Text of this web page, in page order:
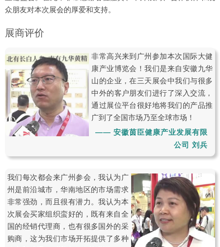
众朋友对本次展会的厚爱和支持。
展商评价
非常高兴来到广州参加本次国际大健
康产业博览会！我们是来自安徽九华
山的企业，在三天展会中我们与很多
中外的客户朋友们进行了深入交流，
通过展位平台很好地将我们的产品推
广到了全国市场乃至全球市场！
—— 安徽茵臣健康产业发展有限
公司 刘兵
我们每次都会来广州参会，我认为广
州是前沿城市，华南地区的市场需求
非常强劲，而且很有潜力。我认为本
次展会买家组织蛮好的，既有来自全
国的经销代理商，也有很多国外的采
购商，这为我们市场开拓提供了多种